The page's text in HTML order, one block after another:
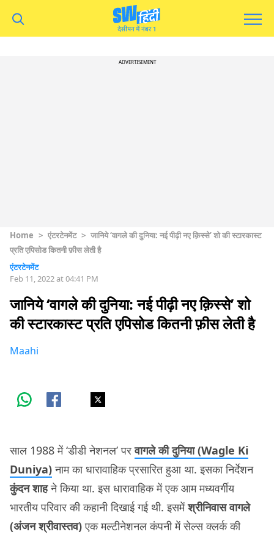
ADVERTISEMENT
Home > एंटरटेनमेंट > जानिये ‘वागले की दुनिया: नई पीढ़ी नए क़िस्से’ शो की स्टारकास्ट
प्रति एपिसोड कितनी फ़ीस लेती है
एंटरटेनमेंट
Feb 11, 2022 at 04:41 PM
जानिये ‘वागले की दुनिया: नई पीढ़ी नए क़िस्से’ शो
की स्टारकास्ट प्रति एपिसोड कितनी फ़ीस लेती है
Maahi
साल 1988 में ‘डीडी नेशनल’ परवागले की दुनिया (Wagle Ki
Duniya) नाम का धारावाहिक प्रसारित हुआ था. इसका निर्देशन
कुंदन शाहने किया था. इस धारावाहिक में एक आम मध्यवर्गीय
भारतीय परिवार की कहानी दिखाई गई थी. इसमेंश्रीनिवास वागले
(अंजन श्रीवास्तव)एक मल्टीनेशनल कंपनी में सेल्स क्लर्क की